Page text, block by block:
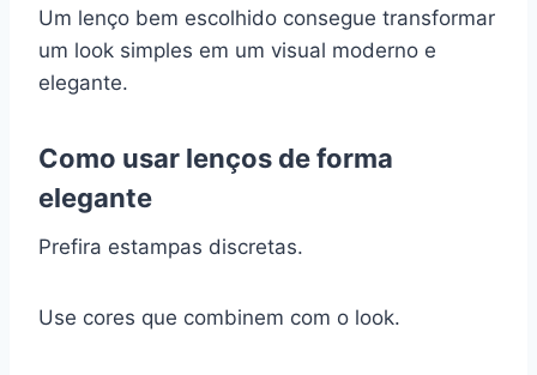
Um lenço bem escolhido consegue transformar
um look simples em um visual moderno e
elegante.
Como usar lenços de forma
elegante
Prefira estampas discretas.
Use cores que combinem com o look.